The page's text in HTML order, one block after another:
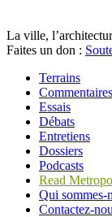
La ville,
Faites un don :
Terrains
Commentaires
Essais
Débats
Entretiens
Dossiers
Podcasts
Read
Qui sommes-
Contactez-